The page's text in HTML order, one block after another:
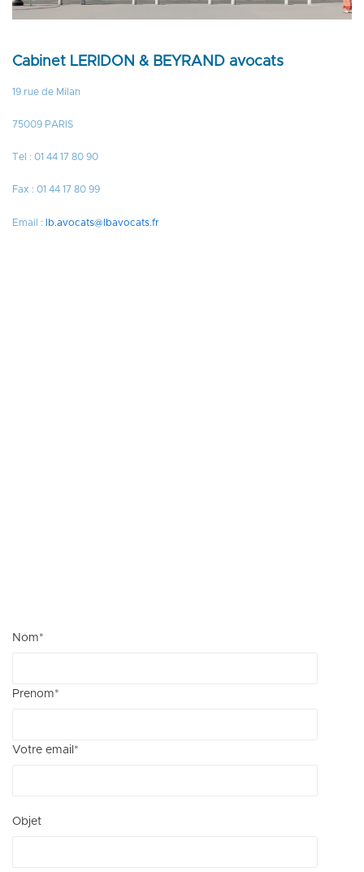
Cabinet LERIDON & BEYRAND avocats
19 rue de Milan
75009 PARIS
Tel : 01 44 17 80 90
Fax : 01 44 17 80 99
Email : lb.avocats@lbavocats.fr
Nom*
Prenom*
Votre email *
Objet